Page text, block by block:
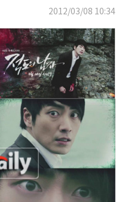
2012/03/08 10:34